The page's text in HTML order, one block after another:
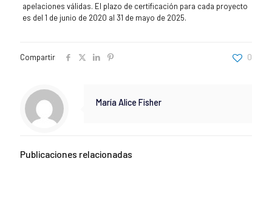
apelaciones válidas. El plazo de certificación para cada proyecto
es del 1 de junio de 2020 al 31 de mayo de 2025.
Compartir 0
María Alice Fisher
Publicaciones relacionadas